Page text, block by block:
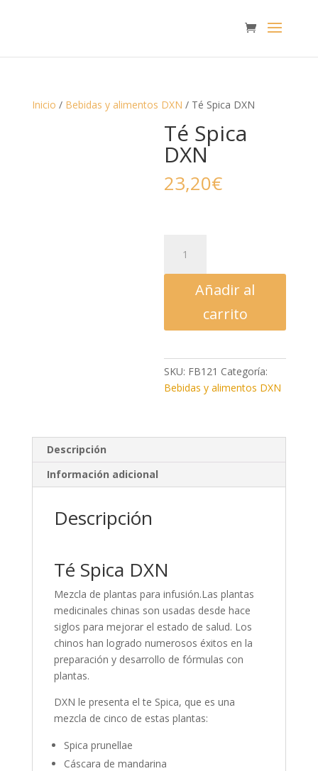
Inicio / Bebidas y alimentos DXN / Té Spica DXN
Té Spica
DXN
23,20€
Spica
DXN
cantidadAñadir al
carrito
SKU: FB121 Categoría:
Bebidas y alimentos DXN
Descripción
Información adicional
Descripción
Té Spica DXN
Mezcla de plantas para infusión.Las plantas
medicinales chinas son usadas desde hace
siglos para mejorar el estado de salud. Los
chinos han logrado numerosos éxitos en la
preparación y desarrollo de fórmulas con
plantas.
DXN le presenta el te Spica, que es una
mezcla de cinco de estas plantas:
Spica prunellae
Cáscara de mandarina